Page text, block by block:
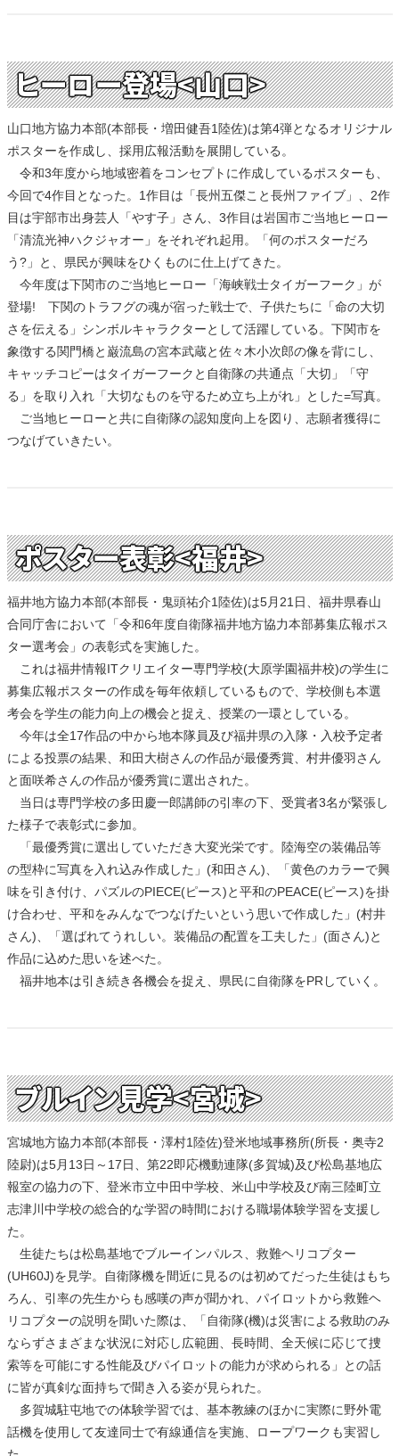
ヒーロー登場<山口>
山口地方協力本部(本部長・増田健吾1陸佐)は第4弾となるオリジナル
ポスターを作成し、採用広報活動を展開している。
令和3年度から地域密着をコンセプトに作成しているポスターも、
今回で4作目となった。1作目は「長州五傑こと長州ファイブ」、2作
目は宇部市出身芸人「やす子」さん、3作目は岩国市ご当地ヒーロー
「清流光神ハクジャオー」をそれぞれ起用。「何のポスターだろ
う?」と、県民が興味をひくものに仕上げてきた。
今年度は下関市のご当地ヒーロー「海峡戦士タイガーフーク」が
登場! 下関のトラフグの魂が宿った戦士で、子供たちに「命の大切
さを伝える」シンボルキャラクターとして活躍している。下関市を
象徴する関門橋と巌流島の宮本武蔵と佐々木小次郎の像を背にし、
キャッチコピーはタイガーフークと自衛隊の共通点「大切」「守
る」を取り入れ「大切なものを守るため立ち上がれ」とした=写真。
ご当地ヒーローと共に自衛隊の認知度向上を図り、志願者獲得に
つなげていきたい。
ポスター表彰<福井>
福井地方協力本部(本部長・鬼頭祐介1陸佐)は5月21日、福井県春山
合同庁舎において「令和6年度自衛隊福井地方協力本部募集広報ポス
ター選考会」の表彰式を実施した。
これは福井情報ITクリエイター専門学校(大原学園福井校)の学生に
募集広報ポスターの作成を毎年依頼しているもので、学校側も本選
考会を学生の能力向上の機会と捉え、授業の一環としている。
今年は全17作品の中から地本隊員及び福井県の入隊・入校予定者
による投票の結果、和田大樹さんの作品が最優秀賞、村井優羽さん
と面咲希さんの作品が優秀賞に選出された。
当日は専門学校の多田慶一郎講師の引率の下、受賞者3名が緊張し
た様子で表彰式に参加。
「最優秀賞に選出していただき大変光栄です。陸海空の装備品等
の型枠に写真を入れ込み作成した」(和田さん)、「黄色のカラーで興
味を引き付け、パズルのPIECE(ピース)と平和のPEACE(ピース)を掛
け合わせ、平和をみんなでつなげたいという思いで作成した」(村井
さん)、「選ばれてうれしい。装備品の配置を工夫した」(面さん)と
作品に込めた思いを述べた。
福井地本は引き続き各機会を捉え、県民に自衛隊をPRしていく。
ブルイン見学<宮城>
宮城地方協力本部(本部長・澤村1陸佐)登米地域事務所(所長・奥寺2
陸尉)は5月13日～17日、第22即応機動連隊(多賀城)及び松島基地広
報室の協力の下、登米市立中田中学校、米山中学校及び南三陸町立
志津川中学校の総合的な学習の時間における職場体験学習を支援し
た。
生徒たちは松島基地でブルーインパルス、救難ヘリコプター
(UH60J)を見学。自衛隊機を間近に見るのは初めてだった生徒はもち
ろん、引率の先生からも感嘆の声が聞かれ、パイロットから救難ヘ
リコプターの説明を聞いた際は、「自衛隊(機)は災害による救助のみ
ならずさまざまな状況に対応し広範囲、長時間、全天候に応じて捜
索等を可能にする性能及びパイロットの能力が求められる」との話
に皆が真剣な面持ちで聞き入る姿が見られた。
多賀城駐屯地での体験学習では、基本教練のほかに実際に野外電
話機を使用して友達同士で有線通信を実施、ロープワークも実習し